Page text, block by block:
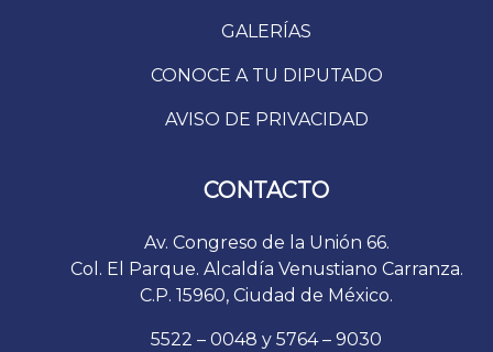
GALERÍAS
CONOCE A TU DIPUTADO
AVISO DE PRIVACIDAD
CONTACTO
Av. Congreso de la Unión 66.
Col. El Parque. Alcaldía Venustiano Carranza.
C.P. 15960, Ciudad de México.
5522 – 0048 y 5764 – 9030